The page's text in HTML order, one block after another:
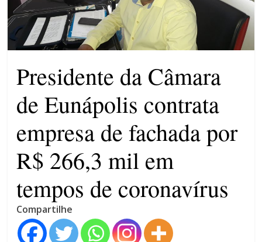
patrimônio 10.400% maior que
em 2022
Máfia das canetas
emagrecedoras na mira da
polícia
Presidente da Câmara
de Eunápolis contrata
empresa de fachada por
R$ 266,3 mil em
tempos de coronavírus
Compartilhe